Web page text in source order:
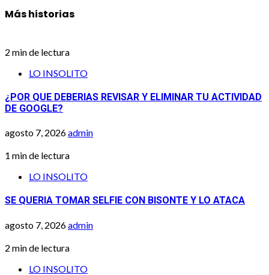
Más historias
2 min de lectura
LO INSOLITO
¿POR QUE DEBERIAS REVISAR Y ELIMINAR TU ACTIVIDAD
DE GOOGLE?
agosto 7, 2026admin
1 min de lectura
LO INSOLITO
SE QUERIA TOMAR SELFIE CON BISONTE Y LO ATACA
agosto 7, 2026admin
2 min de lectura
LO INSOLITO